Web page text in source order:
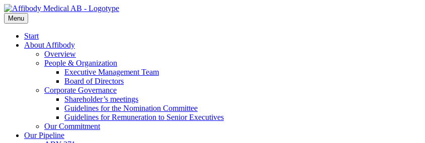
Menu
Start
About Affibody
Overview
People & Organization
Executive Management Team
Board of Directors
Corporate Governance
Shareholder’s meetings
Guidelines for the Nomination Committee
Guidelines for Remuneration to Senior Executives
Our Commitment
Our Pipeline